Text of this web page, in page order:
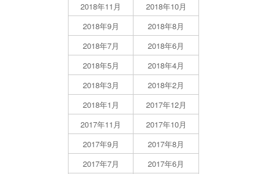
2018年11月
2018年10月
2018年9月
2018年8月
2018年7月
2018年6月
2018年5月
2018年4月
2018年3月
2018年2月
2018年1月
2017年12月
2017年11月
2017年10月
2017年9月
2017年8月
2017年7月
2017年6月